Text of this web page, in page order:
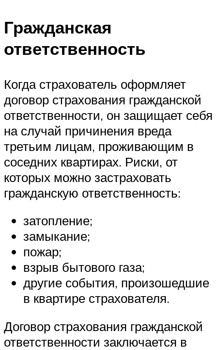
Гражданская
ответственность
Когда страхователь оформляет
договор страхования гражданской
ответственности, он защищает себя
на случай причинения вреда
третьим лицам, проживающим в
соседних квартирах. Риски, от
которых можно застраховать
гражданскую ответственность:
затопление;
замыкание;
пожар;
взрыв бытового газа;
другие события, произошедшие
в квартире страхователя.
Договор страхования гражданской
ответственности заключается в